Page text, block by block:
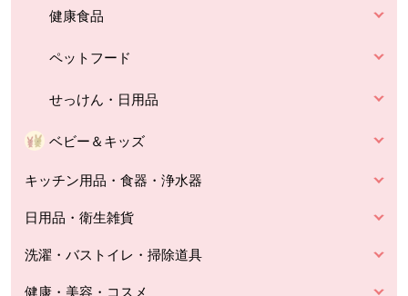
健康食品
ペットフード
せっけん・日用品
ベビー＆キッズ
キッチン用品・食器・浄水器
日用品・衛生雑貨
洗濯・バストイレ・掃除道具
健康・美容・コスメ